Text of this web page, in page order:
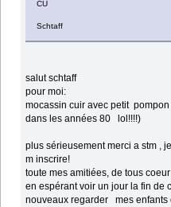
CU
Schtaff
salut schtaff
pour moi:
mocassin cuir avec petit
dans les années 80 lol!!!!)
plus sérieusement merci a stm ,
m inscrire!
toute mes amitiées, de tous
en espérant voir un jour la fin de
nouveaux regarder mes